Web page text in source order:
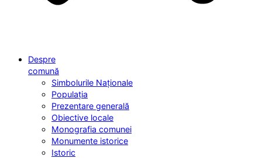
Despre
comună
Simbolurile Naționale
Populația
Prezentare generală
Obiective locale
Monografia comunei
Monumente istorice
Istoric